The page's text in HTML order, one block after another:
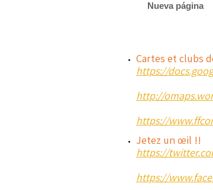
Nueva página
Cartes et clubs
https://
http://
https://
Jetez un œil !!
https://
https://